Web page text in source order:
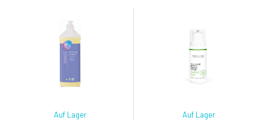
BIO-Olivenöl reizt die Haut
nicht. Mit BIO-ätherischen
Ölen aus Rosmarin, Salbei,
Bergamotte, Lavendel und
Nur zur äußerlichen
Anwendung. Biologischer
AbbauSeife verliert
unmittelbar nach de
Auf Lager Auf Lager